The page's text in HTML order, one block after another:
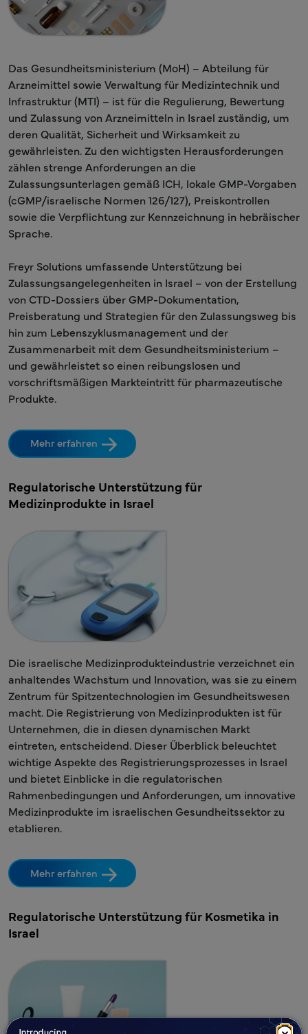
Das Gesundheitsministerium (MoH) – Abteilung für
Arzneimittel sowie Verwaltung für Medizintechnik und
Infrastruktur (MTI) – ist für die Regulierung, Bewertung
und Zulassung von Arzneimitteln in Israel zuständig, um
deren Qualität, Sicherheit und Wirksamkeit zu
gewährleisten. Zu den wichtigsten Herausforderungen
zählen strenge Anforderungen an die
Zulassungsunterlagen gemäß ICH, lokale GMP-Vorgaben
(cGMP/israelische Normen 126/127), Preiskontrollen
sowie die Verpflichtung zur Kennzeichnung in hebräischer
Sprache.
Freyr Solutions umfassende Unterstützung bei
Zulassungsangelegenheiten in Israel – von der Erstellung
von CTD-Dossiers über GMP-Dokumentation,
Preisberatung und Strategien für den Zulassungsweg bis
hin zum Lebenszyklusmanagement und der
Zusammenarbeit mit dem Gesundheitsministerium –
und gewährleistet so einen reibungslosen und
vorschriftsmäßigen Markteintritt für pharmazeutische
Produkte.
Mehr erfahren
Regulatorische Unterstützung für
Medizinprodukte in Israel
Die israelische Medizinprodukteindustrie verzeichnet ein
anhaltendes Wachstum und Innovation, was sie zu einem
Zentrum für Spitzentechnologien im Gesundheitswesen
macht. Die Registrierung von Medizinprodukten ist für
Unternehmen, die in diesen dynamischen Markt
eintreten, entscheidend. Dieser Überblick beleuchtet
wichtige Aspekte des Registrierungsprozesses in Israel
und bietet Einblicke in die regulatorischen
Rahmenbedingungen und Anforderungen, um innovative
Medizinprodukte im israelischen Gesundheitssektor zu
etablieren.
Mehr erfahren
Regulatorische Unterstützung für Kosmetika in
Israel